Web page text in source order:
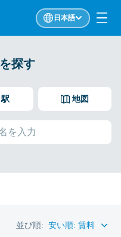
日本語
探す
地図
並び順: